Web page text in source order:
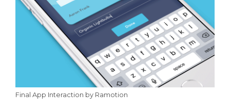
Final App Interaction by Ramotion